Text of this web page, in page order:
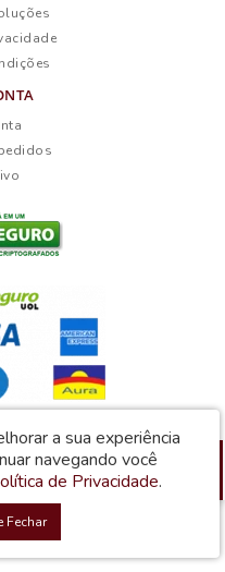
© 2026
88digital
a sua experiência
navegando você
de Privacidade.
Fechar